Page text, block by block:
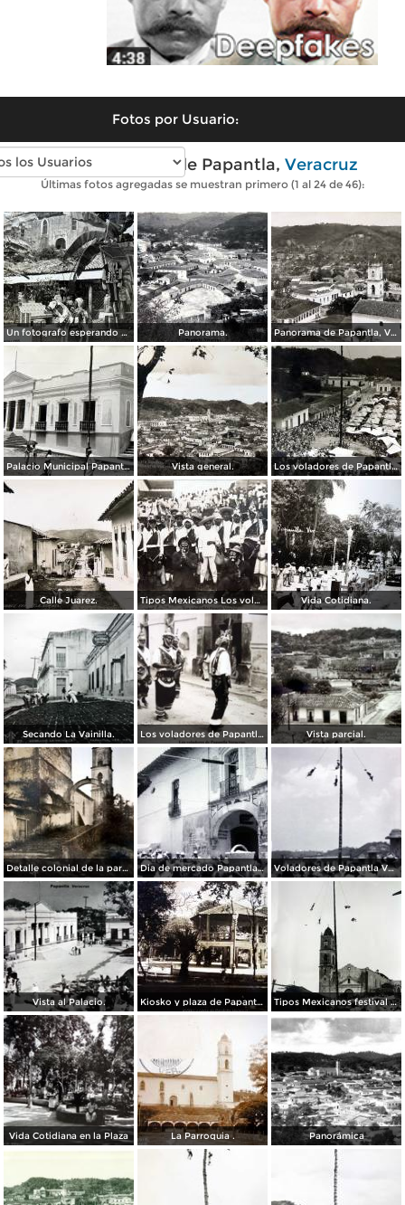
Fotos por Usuario:
Fotos antiguas de Papantla, Veracruz
Últimas fotos agregadas se muestran primero (1 al 24 de 46):
Un fotografo esperando al cliente en la plaza de Papantla, Veracruz 1955. Panorama. Panorama de Papantla, Veracruz.
Palacio Municipal Papantla, Veracruz. Vista general. Los voladores de Papantla, Veracruz.
Calle Juarez. Tipos Mexicanos Los voladoresde Papantla Veracruz. Vida Cotidiana.
Secando La Vainilla. Los voladores de Papantla Veracruz. Vista parcial.
Detalle colonial de la parroquia. Dia de mercado Papantla Veracruz. Voladores de Papantla Veracruz.
Vista al Palacio. Kiosko y plaza de Papantla Veracruz. Tipos Mexicanos festival los Voladores de Papantla Veracruz.
Vida Cotidiana en la Plaza La Parroquia . Panorámica